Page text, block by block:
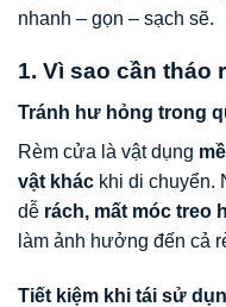
nhanh – gọn – sạch sẽ.
1. Vì sao cần tháo
Tránh hư hỏng trong
Rèm cửa là vật dụng
vật khác khi di chuyển.
dễ rách, mất móc treo
làm ảnh hưởng đến cả
Tiết kiệm khi tái sử